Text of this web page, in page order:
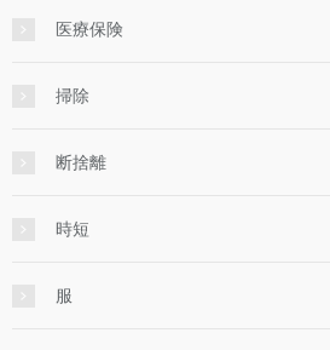
医療保険
掃除
断捨離
時短
服